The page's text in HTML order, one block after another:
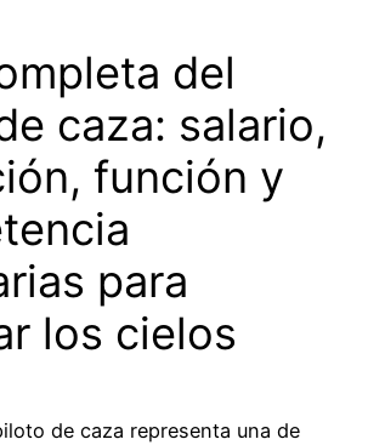
del
caza: salario,
función y
para
los cielos
de caza representa una de